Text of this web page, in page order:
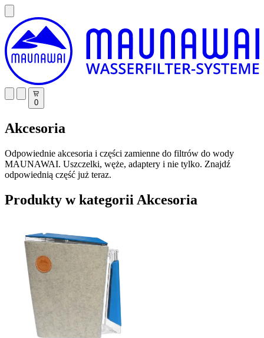
0
Akcesoria
Odpowiednie akcesoria i części zamienne do filtrów do wody
MAUNAWAI. Uszczelki, węże, adaptery i nie tylko. Znajdź
odpowiednią część już teraz.
Produkty w kategorii Akcesoria